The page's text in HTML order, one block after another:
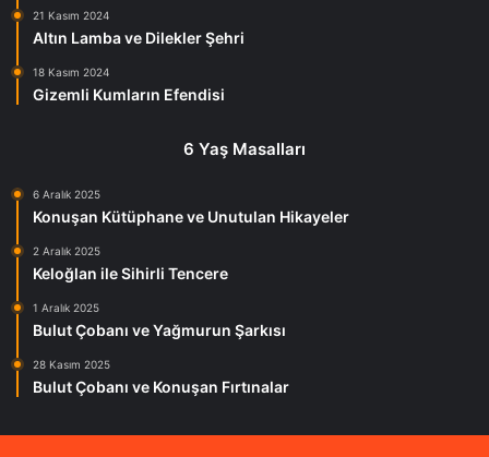
21 Kasım 2024
Altın Lamba ve Dilekler Şehri
18 Kasım 2024
Gizemli Kumların Efendisi
6 Yaş Masalları
6 Aralık 2025
Konuşan Kütüphane ve Unutulan Hikayeler
2 Aralık 2025
Keloğlan ile Sihirli Tencere
1 Aralık 2025
Bulut Çobanı ve Yağmurun Şarkısı
28 Kasım 2025
Bulut Çobanı ve Konuşan Fırtınalar